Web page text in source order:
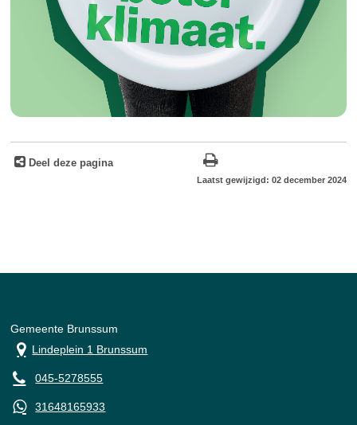
Deel deze pagina
Laatst gewijzigd: 02 december 2024
Gemeente Brunssum
Lindeplein 1 Brunssum
045-5278555
31648165933